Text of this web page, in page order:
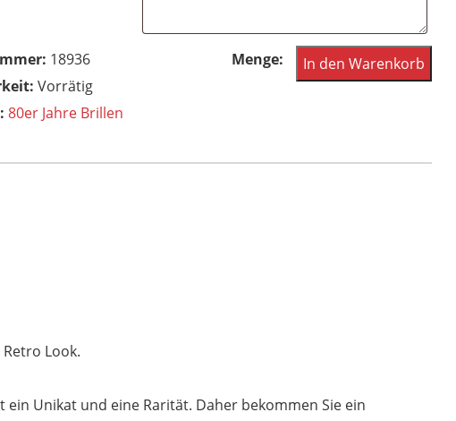
18936
Vorrätig
80er Jahre Brillen
Vintagebrille
der
schöne
In den Warenkorb
Look.
Unikat und eine Rarität. Daher bekommen Sie ein